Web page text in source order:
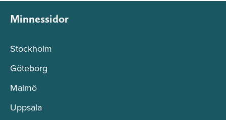
Minnessidor
Stockholm
Göteborg
Malmö
Uppsala